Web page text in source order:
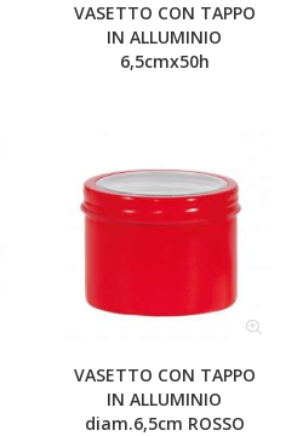
VASETTO CON TAPPO
IN ALLUMINIO
6,5cmx50h
VASETTO CON TAPPO
IN ALLUMINIO
diam.6,5cm ROSSO